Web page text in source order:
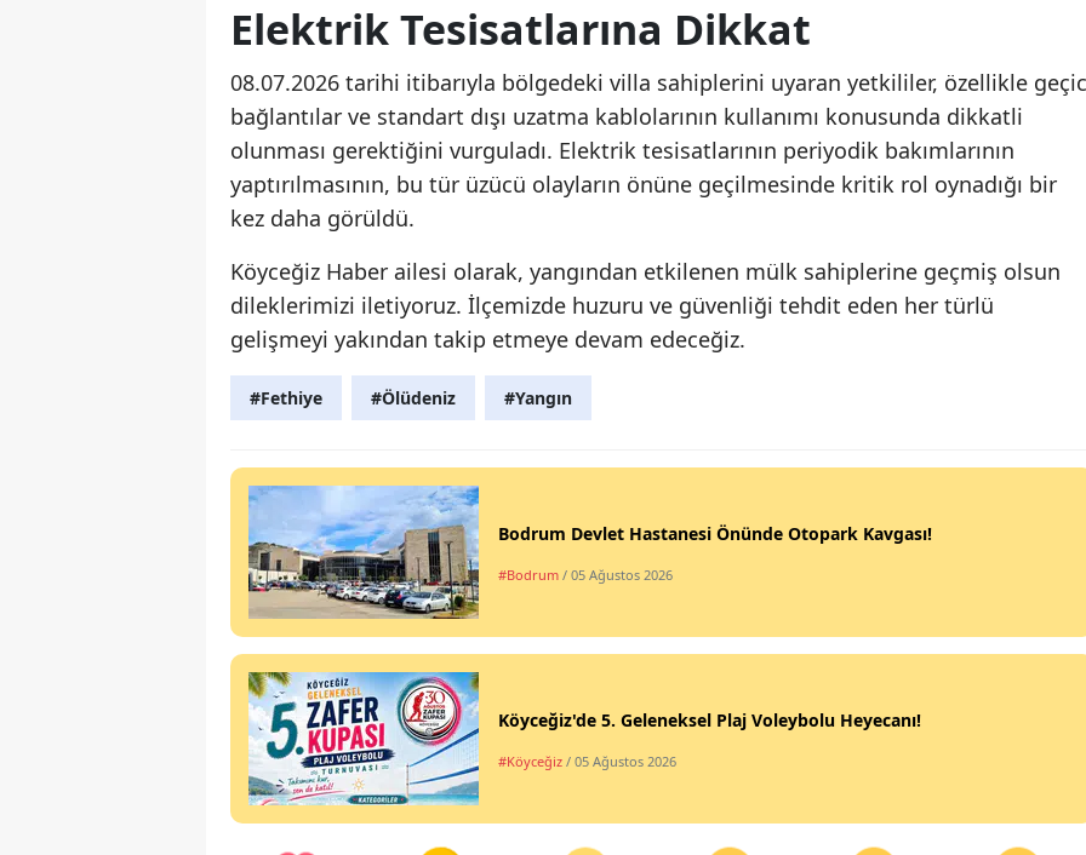
Elektrik Tesisatlarına Dikkat
08.07.2026 tarihi itibarıyla bölgedeki villa sahiplerini uyaran yetkililer, özellikle
bağlantılar ve standart dışı uzatma kablolarının kullanımı konusunda dikkatli
olunması gerektiğini vurguladı. Elektrik tesisatlarının periyodik bakımlarının
yaptırılmasının, bu tür üzücü olayların önüne geçilmesinde kritik rol oynadığı bir
kez daha görüldü.
Köyceğiz Haber ailesi olarak, yangından etkilenen mülk sahiplerine geçmiş olsun
dileklerimizi iletiyoruz. İlçemizde huzuru ve güvenliği tehdit eden her türlü
gelişmeyi yakından takip etmeye devam edeceğiz.
#Fethiye #Ölüdeniz #Yangın
Bodrum Devlet Hastanesi Önünde Otopark Kavgası!
#Bodrum / 05 Ağustos 2026
Köyceğiz'de 5. Geleneksel Plaj Voleybolu Heyecanı!
#Köyceğiz / 05 Ağustos 2026